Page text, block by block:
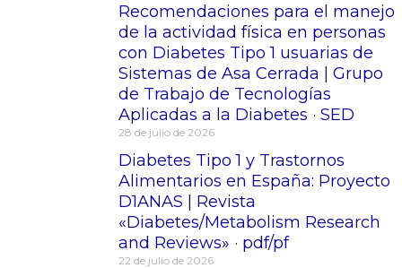
Recomendaciones para el manejo
de la actividad física en personas
con Diabetes Tipo 1 usuarias de
Sistemas de Asa Cerrada | Grupo
de Trabajo de Tecnologías
Aplicadas a la Diabetes · SED
28 de julio de 2026
Diabetes Tipo 1 y Trastornos
Alimentarios en España: Proyecto
D1ANAS | Revista
«Diabetes/Metabolism Research
and Reviews» · pdf/pf
22 de julio de 2026